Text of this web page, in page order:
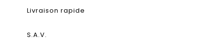
Livraison rapide
S.A.V.